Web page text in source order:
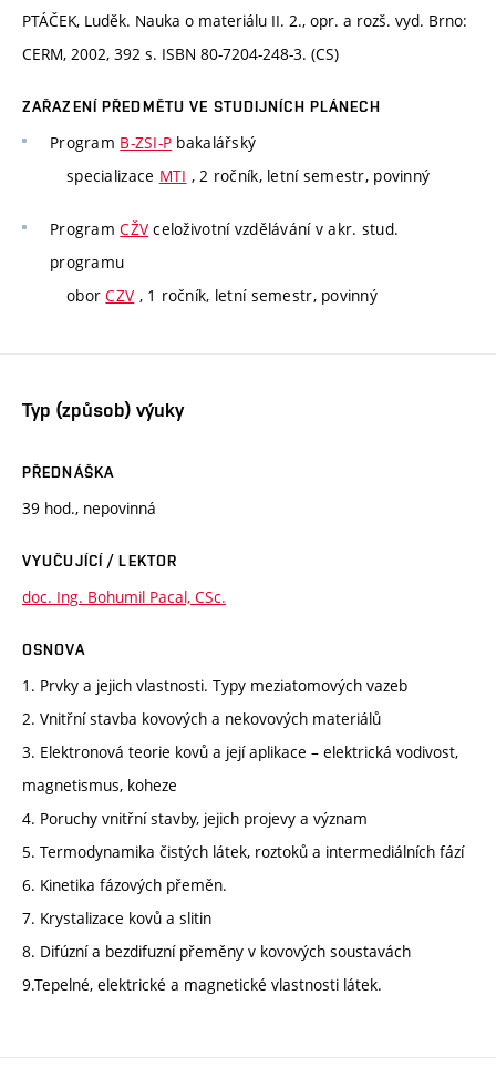
PTÁČEK, Luděk. Nauka o materiálu II. 2., opr. a rozš. vyd. Brno:
CERM, 2002, 392 s. ISBN 80-7204-248-3. (CS)
ZAŘAZENÍ PŘEDMĚTU VE STUDIJNÍCH PLÁNECH
Program B-ZSI-P bakalářský
specializace MTI , 2 ročník, letní semestr, povinný
ProgramCŽV celoživotní vzdělávání v akr. stud.
programu
oborCZV , 1 ročník, letní semestr, povinný
Typ (způsob) výuky
PŘEDNÁŠKA
39 hod., nepovinná
VYUČUJÍCÍ / LEKTOR
doc. Ing. Bohumil Pacal, CSc.
OSNOVA
1. Prvky a jejich vlastnosti. Typy meziatomových vazeb
2. Vnitřní stavba kovových a nekovových materiálů
3. Elektronová teorie kovů a její aplikace – elektrická vodivost,
magnetismus, koheze
4. Poruchy vnitřní stavby, jejich projevy a význam
5. Termodynamika čistých látek, roztoků a intermediálních fází
6. Kinetika fázových přeměn.
7. Krystalizace kovů a slitin
8. Difúzní a bezdifuzní přeměny v kovových soustavách
9.Tepelné, elektrické a magnetické vlastnosti látek.